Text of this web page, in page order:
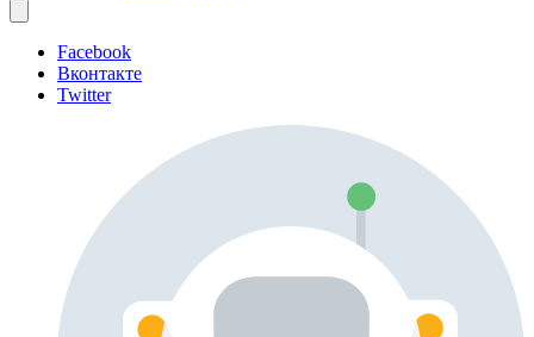
Facebook
Вконтакте
Twitter